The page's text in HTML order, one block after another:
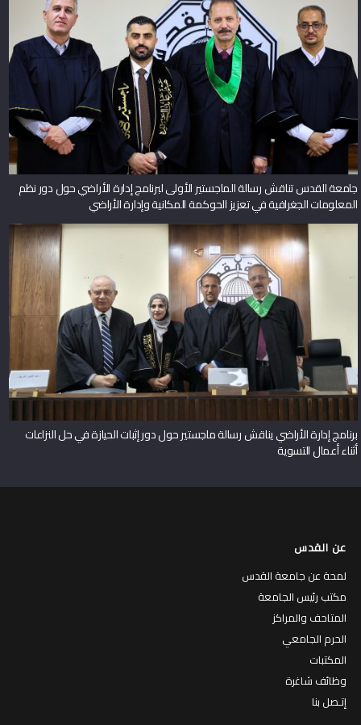
جامعة القدس تناقش رسالة الماجستير الأولى لبرنامج إدارة الأراضي حول دور نظم
المعلومات الجغرافية في تعزيز الحوكمة المكانية وإدارة الأراضي
برنامج إدارة الأراضي يناقش رسالة ماجستير حول دور إثبات الحيازة في حل النزاعات
أثناء أعمال التسوية
عن القدس
لمحة عن جامعة القدس
مكتب رئيس الجامعة
المتاحف والمراكز
الحرم الجامعي
المكتبات
وظائف شاغرة
إتـصل بنا